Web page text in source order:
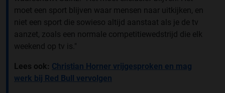
moet een sport blijven waar mensen naar uitkijken, en
niet een sport die sowieso altijd aanstaat als je de tv
aanzet, zoals een normale competitiewedstrijd die elk
weekend op tv is."
Lees ook: Christian Horner vrijgesproken en mag
werk bij Red Bull vervolgen